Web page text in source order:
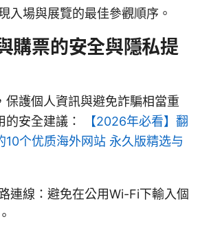
入場與展覽的最佳參觀順序。
購票的安全與隱私提
保護個人資訊與避免詐騙相當重
的安全建議：
【2026年必看】翻
10个优质海外网站 永久版精选与
連線：避免在公用Wi-Fi下輸入個